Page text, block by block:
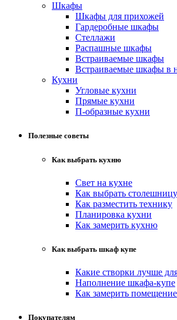
Шкафы
Шкафы для прихожей
Гардеробные шкафы
Стеллажи
Распашные шкафы
Встраиваемые шкафы
Встраиваемые шкафы в
Кухни
Угловые кухни
Прямые кухни
П-образные кухни
Полезные советы
Как выбрать кухню
Свет на кухне
Как выбрать столешницу
Как разместить технику
Планировка кухни
Как замерить кухню
Как выбрать шкаф купе
Какие створки лучше
Наполнение шкафа-купе
Как замерить помещение
Покупателям